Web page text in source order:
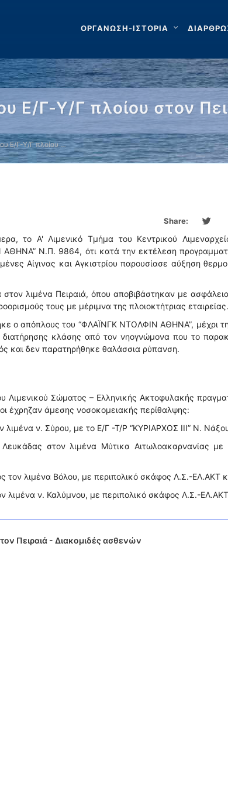
ΟΡΓΑΝΩΣΗ-ΙΣΤΟΡΙΑ
Ε/Γ-Υ/Γ πλοίου στον
Ε/Γ-Υ/Γ πλοίου …
Share:
το Α' Λιμενικό Τμήμα του Κεντρικού
Ν.Π. 9864, ότι κατά την εκτέλεση
Αίγινας και Αγκιστρίου παρουσίασε αύξηση
λιμένα Πειραιά, όπου αποβιβάστηκαν με
τους με μέριμνα της πλοιοκτήτριας εταιρείας.
ο απόπλους του “ΦΛΑΪΝΓΚ ΝΤΟΛΦΙΝ ΑΘΗΝΑ”, μέχρι
διατήρησης κλάσης από τον νηογνώμονα που το
και δεν παρατηρήθηκε θαλάσσια ρύπανση.
Λιμενικού Σώματος – Ελληνικής Ακτοφυλακής
έχρηζαν άμεσης νοσοκομειακής περίθαλψης:
ν. Σύρου, με το Ε/Γ -Τ/Ρ “ΚΥΡΙΑΡΧΟΣ IΙΙ” Ν.
στον λιμένα Μύτικα Αιτωλοακαρνανίας
τον λιμένα Βόλου, με περιπολικό σκάφος Λ.Σ.-ΕΛ.ΑΚΤ
λιμένα ν. Καλύμνου, με περιπολικό σκάφος Λ.Σ.-
Πειραιά - Διακομιδές ασθενών